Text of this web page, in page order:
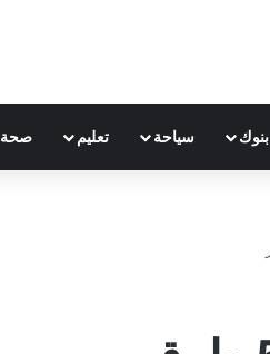
بنوك سياحة تعليم صحة